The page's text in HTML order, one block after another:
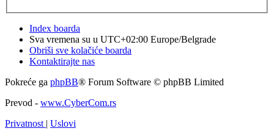
Index boarda
Sva vremena su u UTC+02:00 Europe/Belgrade
Obriši sve kolačiće boarda
Kontaktirajte nas
Pokreće ga phpBB® Forum Software © phpBB Limited
Prevod - www.CyberCom.rs
Privatnost | Uslovi